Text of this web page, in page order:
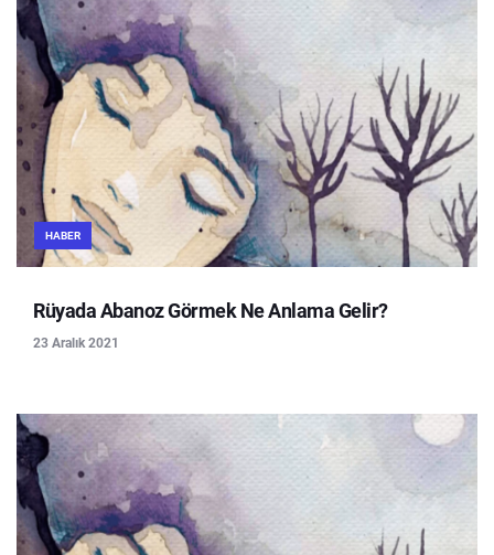
HABER
Rüyada Abanoz Görmek Ne Anlama Gelir?
23 Aralık 2021